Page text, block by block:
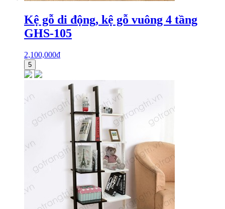
Kệ gỗ di động, kệ gỗ vuông 4 tầng
GHS-105
2,100,000₫
5